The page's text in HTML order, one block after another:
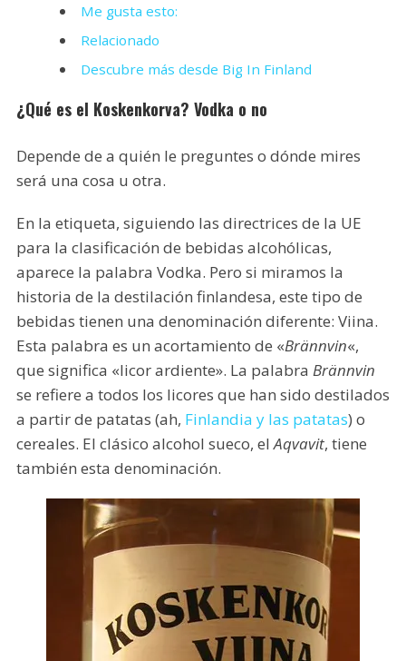
Me gusta esto:
Relacionado
Descubre más desde Big In Finland
¿Qué es el Koskenkorva? Vodka o no
Depende de a quién le preguntes o dónde mires
será una cosa u otra.
En la etiqueta, siguiendo las directrices de la UE
para la clasificación de bebidas alcohólicas,
aparece la palabra Vodka. Pero si miramos la
historia de la destilación finlandesa, este tipo de
bebidas tienen una denominación diferente: Viina.
Esta palabra es un acortamiento de «Brännvin«,
que significa «licor ardiente». La palabra Brännvin
se refiere a todos los licores que han sido destilados
a partir de patatas (ah, Finlandia y las patatas) o
cereales. El clásico alcohol sueco, elAqvavit, tiene
también esta denominación.